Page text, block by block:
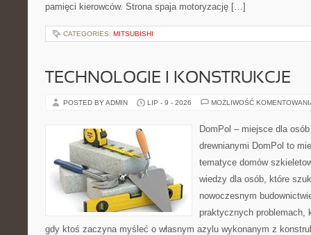
pamięci kierowców. Strona spaja motoryzację […]
CATEGORIES: MITSUBISHI
TECHNOLOGIE I KONSTRUKCJE
POSTED BY ADMIN LIP - 9 - 2026 MOŻLIWOŚĆ
DomPol – miejsce dla
drewnianymi DomPol to
tematyce domów
wiedzy dla osób, które
nowoczesnym
praktycznych problemach,
gdy ktoś zaczyna myśleć o własnym azylu wykonanym z